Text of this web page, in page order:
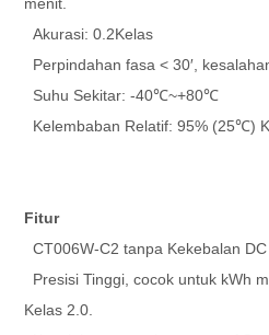
Akurasi: 0.2Kelas
Perpindahan fasa < 30′,
Suhu Sekitar: -40℃~+80℃
Kelembaban Relatif: 95% (25℃)
Fitur
CT006W-C2 tanpa Kekebalan DC
Presisi Tinggi, cocok untuk kWh
Kelas 2.0.